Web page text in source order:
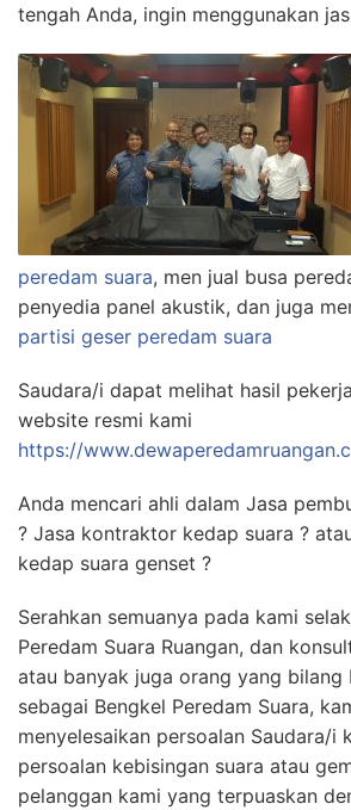
tengah Anda, ingin menggunakan
peredam suara, men jual busa
penyedia panel akustik, dan juga
partisi geser peredam suara
Saudara/i dapat melihat hasil
website resmi kami
https://
Anda mencari ahli dalam Jasa
? Jasa kontraktor kedap suara ?
kedap suara genset ?
Serahkan semuanya pada kami
Peredam Suara Ruangan, dan
atau banyak juga orang yang bilang
sebagai Bengkel Peredam Suara,
menyelesaikan persoalan Saudara/i
persoalan kebisingan suara atau
pelanggan kami yang terpuaskan